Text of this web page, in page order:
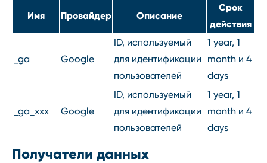
Имя Провайдер Описание
Срок
действия
_ga Google
ID, используемый
для идентификации
пользователей
1 year, 1
month и 4
days
_ga_xxx Google
ID, используемый
для идентификации
пользователей
1 year, 1
month и 4
days
Получатели данных